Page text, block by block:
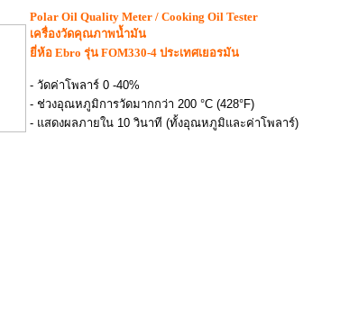
Polar Oil Quality Meter / Cooking Oil Tester
เครื่องวัดคุณภาพน้ำมัน
ยี่ห้อ Ebro รุ่น FOM330-4 ประเทศเยอรมัน
- วัดค่าโพลาร์ 0 -40%
- ช่วงอุณหภูมิการวัดมากกว่า 200 °C (428°F)
- แสดงผลภายใน 10 วินาที (ทั้งอุณหภูมิและค่าโพลาร์)